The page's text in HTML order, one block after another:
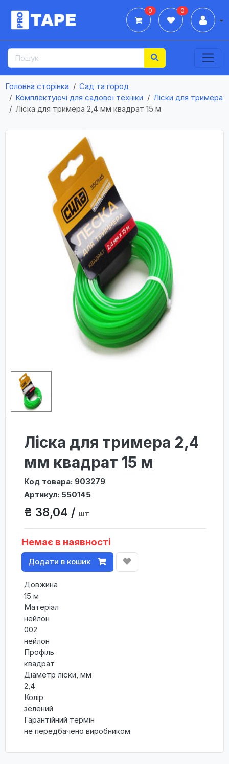
0 0
Головна сторінка
Сад та город
Комплектуючі для садової техніки
Ліски для тримера
Лiска для тримера 2,4 мм квадрат 15 м
Лiска для тримера 2,4
мм квадрат 15 м
Код товара: 903279
Артикул: 550145
₴ 38,04 / шт
Немає в наявності
Додати в кошик
Довжина
15 м
Матеріал
нейлон
002
нейлон
Профіль
квадрат
Діаметр ліски, мм
2,4
Колір
зелений
Гарантійний термін
не передбачено виробником